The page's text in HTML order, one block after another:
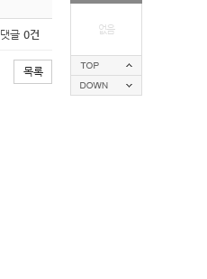
없음
댓글 0건
목록